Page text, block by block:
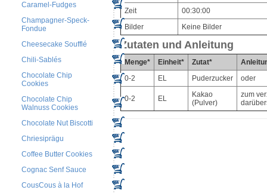
Caramel-Fudges
Champagner-Speck-
Fondue
Cheesecake Soufflé
Chili-Sablés
Chocolate Chip
Cookies
Chocolate Chip
Walnuss Cookies
Chocolate Nut Biscotti
Chriesiprägu
Coffee Butter Cookies
Cognac Senf Sauce
CousCous à la Hof
Zeit
00:30:00
Bilder
Keine Bilder
Zutaten und Anleitung
Menge* Einheit* Zutat*
0-2
EL Puderzucker oder
0-2 EL
Kakao
(Pulver)
zum